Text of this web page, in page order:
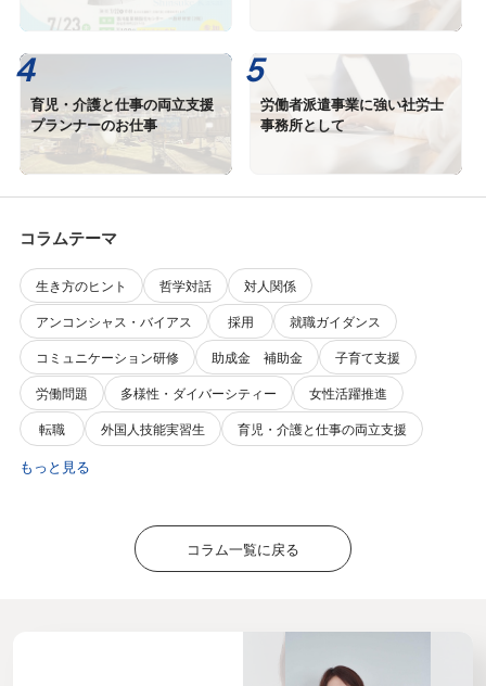
育児・介護と仕事の両立支援
プランナーのお仕事
労働者派遣事業に強い社労士
事務所として
コラムテーマ
生き方のヒント 哲学対話
対人関係
アンコンシャス・バイアス
採用
就職ガイダンス
コミュニケーション研修
助成金 補助金
子育て支援
労働問題
多様性・ダイバーシティー
女性活躍推進
転職
外国人技能実習生 育児・介護と仕事の両立支援
もっと見る
コラム一覧に戻る